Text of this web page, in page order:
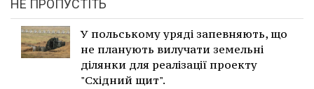
НЕ ПРОПУСТІТЬ
У польському уряді запевняють, що
не планують вилучати земельні
ділянки для реалізації проекту
"Східний щит".